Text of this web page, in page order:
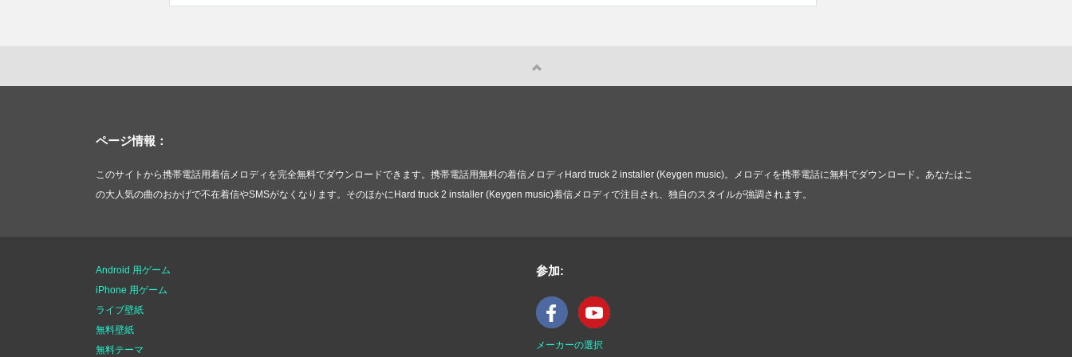
ページ情報：
このサイトから携帯電話用着信メロディを完全無料でダウンロードできます。携帯電話用無料の着信メロディHard truck 2 installer (Keygen music)。メロディを携帯電話に無料でダウンロード。あなたはこ
の大人気の曲のおかげで不在着信やSMSがなくなります。そのほかにHard truck 2 installer (Keygen music)着信メロディで注目され、独自のスタイルが強調されます。
Android 用ゲーム
iPhone 用ゲーム
ライブ壁紙
無料壁紙
無料テーマ
参加:
メーカーの選択